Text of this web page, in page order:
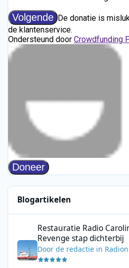
Blogartikelen
Restauratie Radio
Revenge stap dichterbij
Doorde redactie in